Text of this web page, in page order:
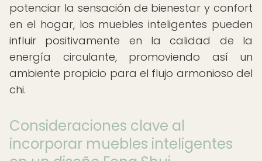
potenciar la sensación de bienestar y confort
en el hogar, los muebles inteligentes pueden
influir positivamente en la calidad de la
energía circulante, promoviendo así un
ambiente propicio para el flujo armonioso del
chi.
Consideraciones clave al
incorporar muebles inteligentes